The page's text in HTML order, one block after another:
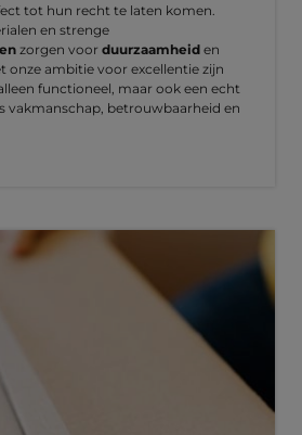
tot hun recht te laten komen.
en strenge
zorgen voor duurzaamheid en
onze ambitie voor excellentie zijn
functioneel, maar ook een echt
vakmanschap, betrouwbaarheid en